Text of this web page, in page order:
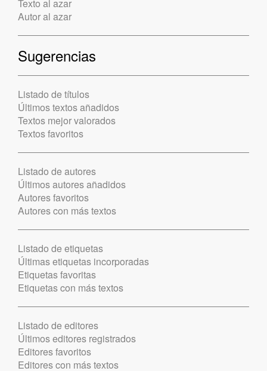
Texto al azar
Autor al azar
Sugerencias
Listado de títulos
Últimos textos añadidos
Textos mejor valorados
Textos favoritos
Listado de autores
Últimos autores añadidos
Autores favoritos
Autores con más textos
Listado de etiquetas
Últimas etiquetas incorporadas
Etiquetas favoritas
Etiquetas con más textos
Listado de editores
Últimos editores registrados
Editores favoritos
Editores con más textos